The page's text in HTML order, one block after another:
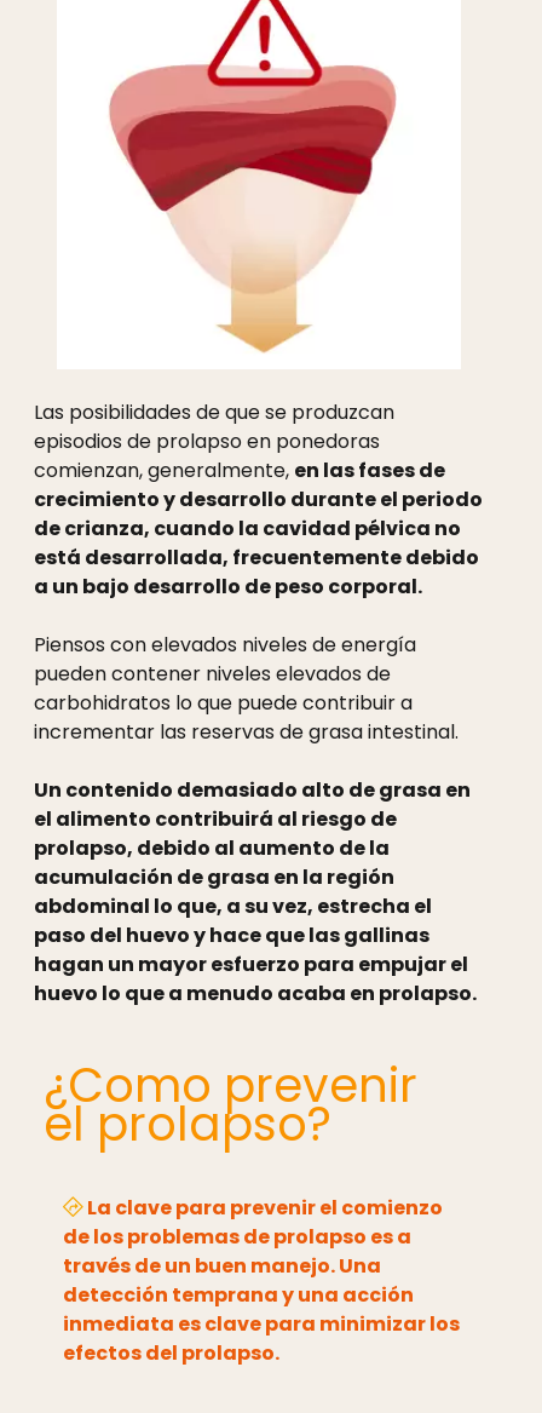
Las posibilidades de que se produzcan
episodios de prolapso en ponedoras
comienzan, generalmente, en las fases de
crecimiento y desarrollo durante el periodo
de crianza, cuando la cavidad pélvica no
está desarrollada, frecuentemente debido
a un bajo desarrollo de peso corporal.
Piensos con elevados niveles de energía
pueden contener niveles elevados de
carbohidratos lo que puede contribuir a
incrementar las reservas de grasa intestinal.
Un contenido demasiado alto de grasa en
el alimento contribuirá al riesgo de
prolapso, debido al aumento de la
acumulación de grasa en la región
abdominal lo que, a su vez, estrecha el
paso del huevo y hace que las gallinas
hagan un mayor esfuerzo para empujar el
huevo lo que a menudo acaba en prolapso.
¿Como prevenir
el prolapso?
La clave para prevenir el comienzo
de los problemas de prolapso es a
través de un buen manejo.Una
detección temprana y una acción
inmediata es clave para minimizar los
efectos del prolapso.